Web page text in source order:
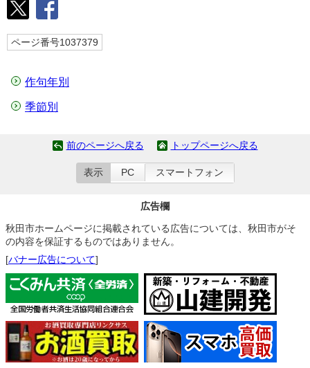
ページ番号1037379
作句年別
季節別
前のページへ戻る トップページへ戻る
表示 PC スマートフォン
広告欄
秋田市ホームページに掲載されている広告については、秋田市がそ
の内容を保証するものではありません。
[バナー広告について]